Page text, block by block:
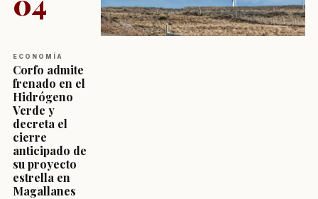
ECONOMÍA
Corfo admite
frenado en el
Hidrógeno
Verde y
decreta el
cierre
anticipado de
su proyecto
estrella en
Magallanes